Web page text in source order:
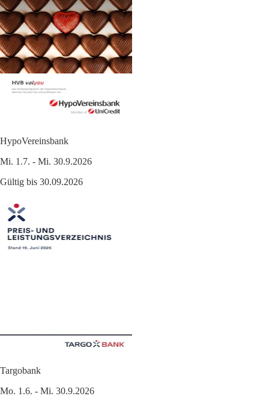
HypoVereinsbank
Mi. 1.7. - Mi. 30.9.2026
Gültig bis 30.09.2026
Targobank
Mo. 1.6. - Mi. 30.9.2026